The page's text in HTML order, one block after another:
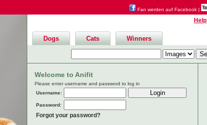
Fan werden auf Facebook |
Help
Dogs Cats Winners
Welcome to Anifit
Please enter username and password to log in
Username:
Password:
Forgot your password?